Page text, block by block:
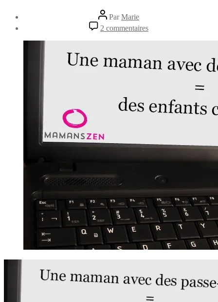
Auteur
de
l’article
ParMarie
l’article
2 commentaires
Une
des
passe-
enfants
contents